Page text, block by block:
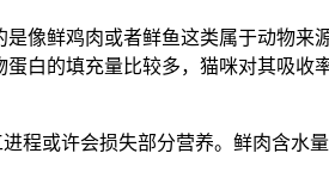
像鲜鸡肉或者鲜鱼这类属于动物来
白的填充量比较多，猫咪对其吸收
程或许会损失部分营养。鲜肉含水